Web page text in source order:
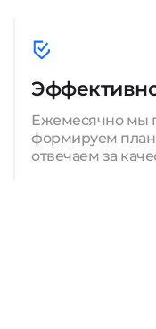
Ежемесячно мы
формируем
отвечаем за